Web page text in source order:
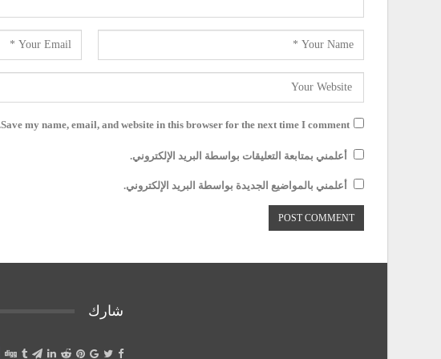
Save my name, email, and website in this browser for the next time I comment.
أعلمني بمتابعة التعليقات بواسطة البريد الإلكتروني.
أعلمني بالمواضيع الجديدة بواسطة البريد الإلكتروني.
شارك